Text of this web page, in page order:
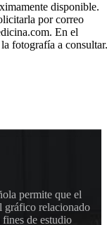
disponible.
por correo
En el
fotografía a consultar.
permite que el
gráfico relacionado
de estudio